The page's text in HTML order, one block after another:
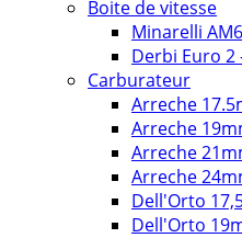
Boite de vitesse
Minarelli AM6
Derbi Euro 2
Carburateur
Arreche
Arreche
Arreche
Arreche
Dell'Orto
Dell'Orto